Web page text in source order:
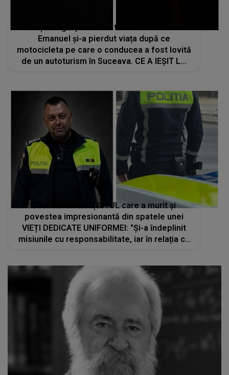
Sfârșit tragic pentru un tânăr de 23 de ani!
Emanuel și-a pierdut viața după ce
motocicleta pe care o conducea a fost lovită
de un autoturism în Suceava. CE A IEȘIT LA
CINE ESTE POLIȚISTUL care a murit și
povestea impresionantă din spatele unei
VIEȚI DEDICATE UNIFORMEI: "Și-a îndeplinit
misiunile cu responsabilitate, iar în relația cu